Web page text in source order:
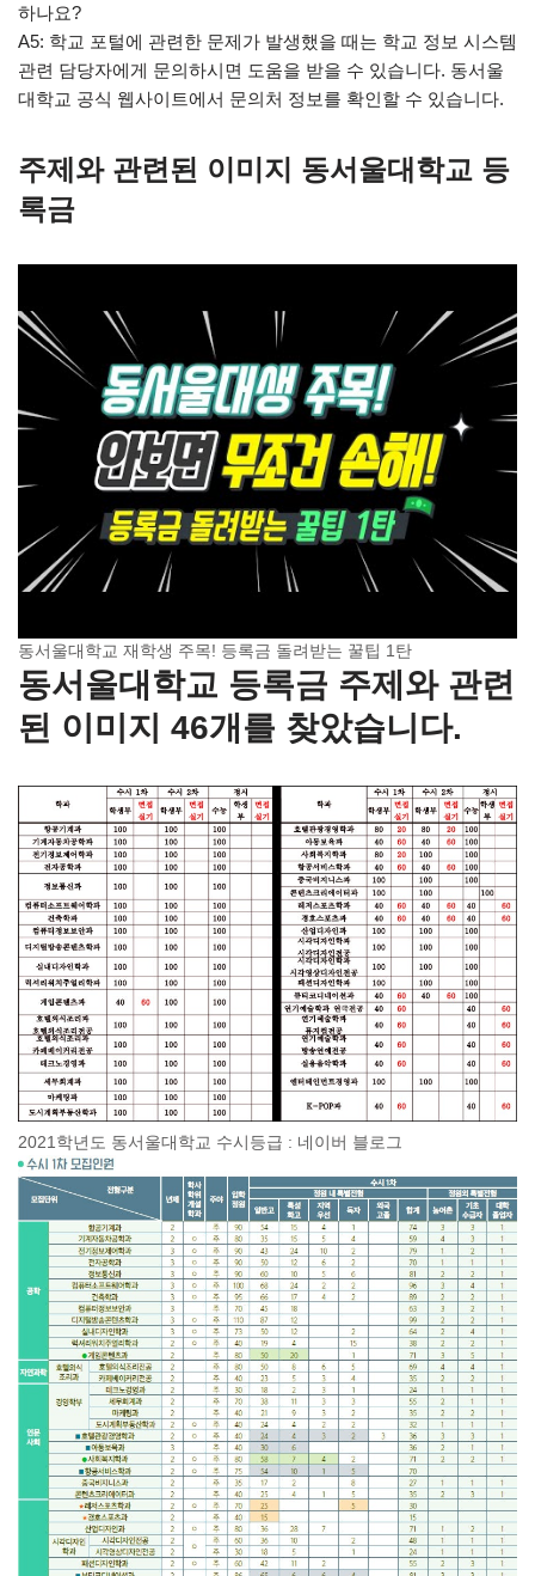
하나요?
A5: 학교 포털에 관련한 문제가 발생했을 때는 학교 정보 시스템
관련 담당자에게 문의하시면 도움을 받을 수 있습니다. 동서울
대학교 공식 웹사이트에서 문의처 정보를 확인할 수 있습니다.
주제와 관련된 이미지 동서울대학교 등
록금
동서울대학교 재학생 주목! 등록금 돌려받는 꿀팁 1탄
동서울대학교 등록금 주제와 관련
된 이미지 46개를 찾았습니다.
2021학년도 동서울대학교 수시등급 : 네이버 블로그